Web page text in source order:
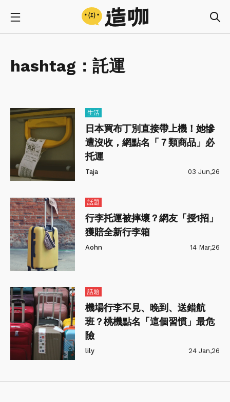
hashtag： 託運
生活
日本買布丁別直接帶上機！她慘
遭沒收，網點名「７類商品」必
托運
Taja 03 Jun,26
話題
行李托運被摔壞？網友「授1招」
獲賠全新行李箱
Aohn 14 Mar,26
話題
機場行李不見、晚到、送錯航
班？桃機點名「這個習慣」最危
險
lily 24 Jan,26